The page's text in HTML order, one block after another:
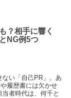
？相手に響く
NG例5つ
い「自己PR」。あ
履歴書には欠かせ
者時代は、何千と